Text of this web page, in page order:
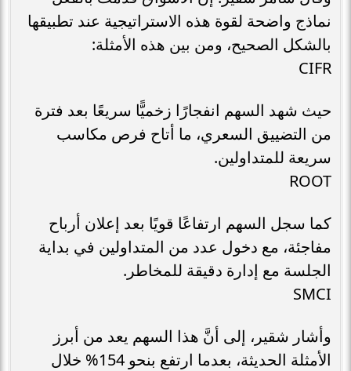
نماذج واضحة لقوة هذه الاستراتيجية عند تطبيقها
بالشكل الصحيح، ومن بين هذه الأمثلة:
CIFR
حيث شهد السهم انفجارًا زخميًّا سريعًا بعد فترة
من التضييق السعري، ما أتاح فرص مكاسب
سريعة للمتداولين.
ROOT
كما سجل السهم ارتفاعًا قويًا بعد إعلان أرباح
مفاجئة، مع دخول عدد من المتداولين في بداية
الجلسة مع إدارة دقيقة للمخاطر.
SMCI
وأشار شقير، إلى أنَّ هذا السهم يعد من أبرز
الأمثلة الحديثة، بعدما ارتفع بنحو 154% خلال